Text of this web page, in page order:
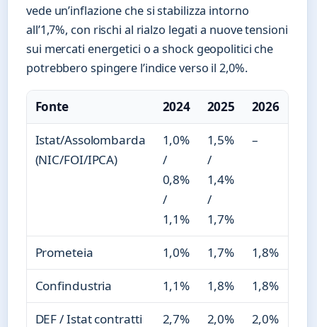
vede un’inflazione che si stabilizza intorno
all’1,7%, con rischi al rialzo legati a nuove tensioni
sui mercati energetici o a shock geopolitici che
potrebbero spingere l’indice verso il 2,0%.
Fonte 2024 2025 2026
Istat/Assolombarda
(NIC/FOI/IPCA)
1,0%
/
0,8%
/
1,1%
1,5%
/
1,4%
/
1,7%
–
Prometeia 1,0% 1,7% 1,8%
Confindustria 1,1% 1,8% 1,8%
DEF / Istat contratti 2,7% 2,0% 2,0%